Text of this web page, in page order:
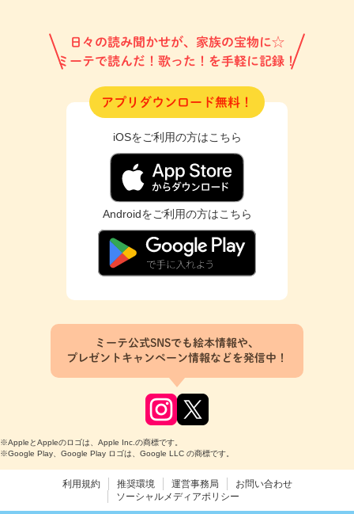
日々の読み聞かせが、家族の宝物に☆
ミーテで読んだ！歌った！を手軽に記録！
アプリダウンロード無料！
iOSをご利用の方はこちら
Androidをご利用の方はこちら
ミーテ公式SNSでも絵本情報や、
プレゼントキャンペーン情報などを発信中！
※AppleとAppleのロゴは、Apple Inc.の商標です。
※Google Play、Google Play ロゴは、Google LLC の商標です。
利用規約 推奨環境 運営事務局
お問い合わせ
ソーシャルメディアポリシー